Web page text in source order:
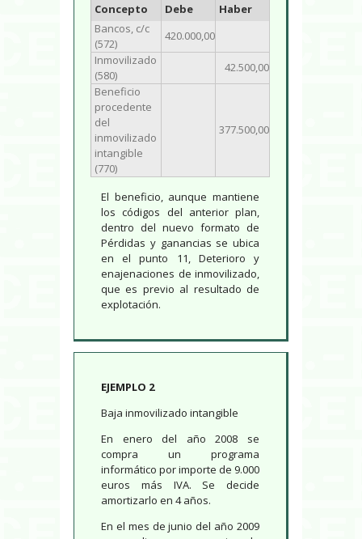
Concepto Debe
Haber
Bancos, c/c
(572)
420.000,00
Inmovilizado
(580)
42.500,00
Beneficio
procedente
del
inmovilizado
intangible
(770)
377.500,00
El beneficio, aunque mantiene
los códigos del anterior plan,
dentro del nuevo formato de
Pérdidas y ganancias se ubica
en el punto 11, Deterioro y
enajenaciones de inmovilizado,
que es previo al resultado de
explotación.
EJEMPLO 2
Baja inmovilizado intangible
En enero del año 2008 se
compra un programa
informático por importe de 9.000
euros más IVA. Se decide
amortizarlo en 4 años.
En el mes de junio del año 2009